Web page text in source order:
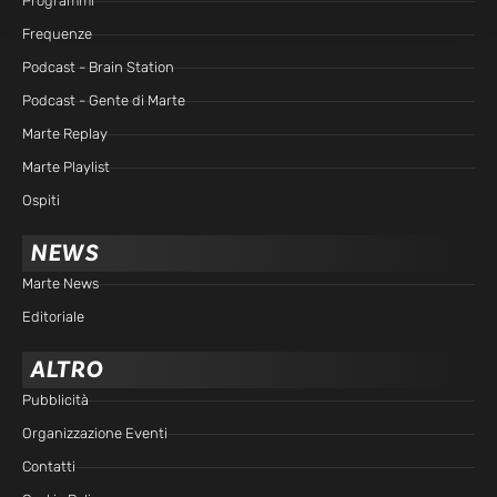
Frequenze
Podcast - Brain Station
Podcast - Gente di Marte
Marte Replay
Marte Playlist
Ospiti
NEWS
Marte News
Editoriale
ALTRO
Pubblicità
Organizzazione Eventi
Contatti